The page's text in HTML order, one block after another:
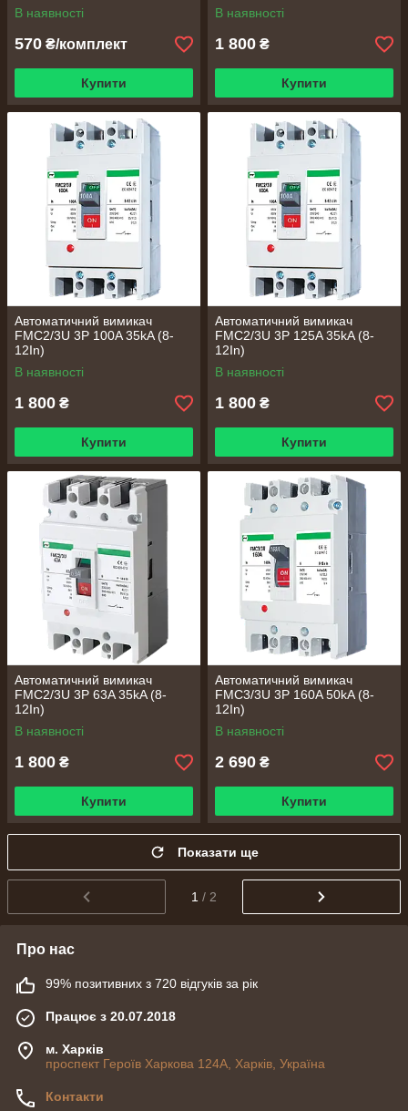
В наявності
570 ₴/комплект
Купити
В наявності
1 800 ₴
Купити
Автоматичний вимикач
FMC2/3U 3P 100A 35kA (8-
12In)
В наявності
1 800 ₴
Купити
Автоматичний вимикач
FMC2/3U 3P 125A 35kA (8-
12In)
В наявності
1 800 ₴
Купити
Автоматичний вимикач
FMC2/3U 3P 63A 35kA (8-
12In)
В наявності
1 800 ₴
Купити
Автоматичний вимикач
FMC3/3U 3P 160A 50kA (8-
12In)
В наявності
2 690 ₴
Купити
Показати ще
1 / 2
Про нас
99% позитивних з 720 відгуків за рік
Працює з 20.07.2018
м. Харків
проспект Героїв Харкова 124А, Харків, Україна
Контакти